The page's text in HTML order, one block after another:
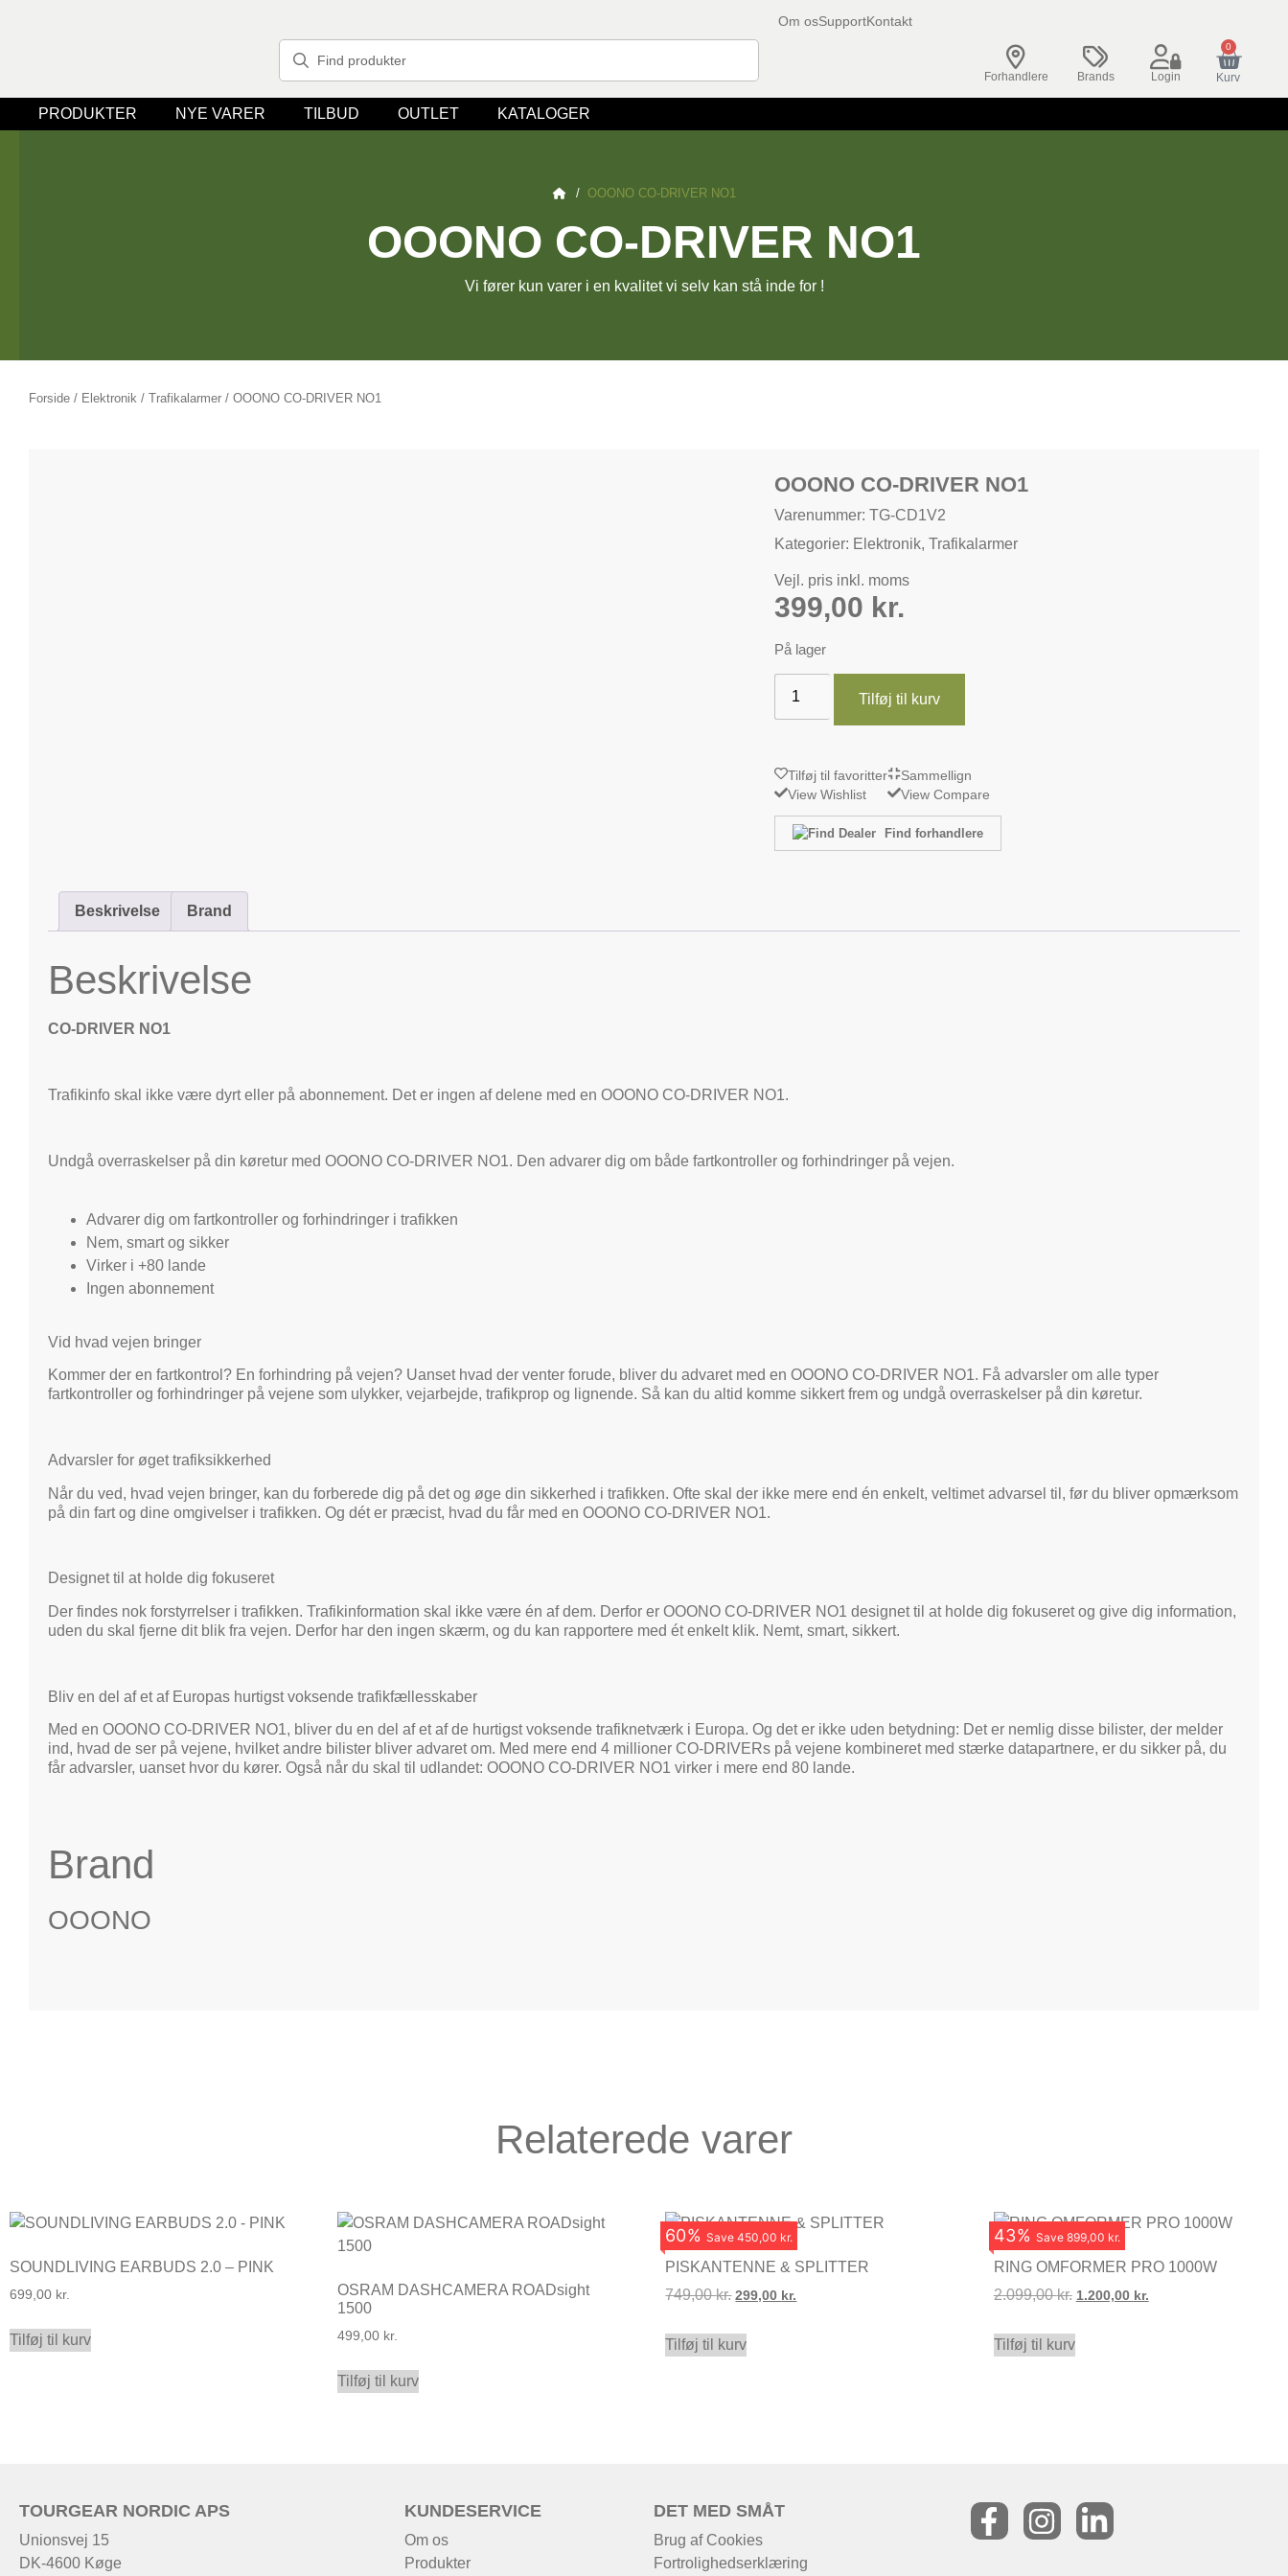
Om osSupportKontakt
Forhandlere Brands Login
0
Kurv
PRODUKTER NYE VARER TILBUD OUTLET KATALOGER
/ OOONO CO-DRIVER NO1
OOONO CO-DRIVER NO1
Vi fører kun varer i en kvalitet vi selv kan stå inde for !
Forside / Elektronik / Trafikalarmer / OOONO CO-DRIVER NO1
OOONO CO-DRIVER NO1
Varenummer: TG-CD1V2
Kategorier: Elektronik, Trafikalarmer
Vejl. pris inkl. moms
399,00 kr.
På lager
Tilføj til kurv
Tilføj til favoritter
View Wishlist
Sammellign
View Compare
Find forhandlere
Beskrivelse Brand
Beskrivelse
CO-DRIVER NO1
Trafikinfo skal ikke være dyrt eller på abonnement. Det er ingen af delene med en OOONO CO-DRIVER NO1.
Undgå overraskelser på din køretur med OOONO CO-DRIVER NO1. Den advarer dig om både fartkontroller og forhindringer på vejen.
Advarer dig om fartkontroller og forhindringer i trafikken
Nem, smart og sikker
Virker i +80 lande
Ingen abonnement
Vid hvad vejen bringer
Kommer der en fartkontrol? En forhindring på vejen? Uanset hvad der venter forude, bliver du advaret med en OOONO CO-DRIVER NO1. Få advarsler om alle typer
fartkontroller og forhindringer på vejene som ulykker, vejarbejde, trafikprop og lignende. Så kan du altid komme sikkert frem og undgå overraskelser på din køretur.
Advarsler for øget trafiksikkerhed
Når du ved, hvad vejen bringer, kan du forberede dig på det og øge din sikkerhed i trafikken. Ofte skal der ikke mere end én enkelt, veltimet advarsel til, før du bliver opmærksom
på din fart og dine omgivelser i trafikken. Og dét er præcist, hvad du får med en OOONO CO-DRIVER NO1.
Designet til at holde dig fokuseret
Der findes nok forstyrrelser i trafikken. Trafikinformation skal ikke være én af dem. Derfor er OOONO CO-DRIVER NO1 designet til at holde dig fokuseret og give dig information,
uden du skal fjerne dit blik fra vejen. Derfor har den ingen skærm, og du kan rapportere med ét enkelt klik. Nemt, smart, sikkert.
Bliv en del af et af Europas hurtigst voksende trafikfællesskaber
Med en OOONO CO-DRIVER NO1, bliver du en del af et af de hurtigst voksende trafiknetværk i Europa. Og det er ikke uden betydning: Det er nemlig disse bilister, der melder
ind, hvad de ser på vejene, hvilket andre bilister bliver advaret om. Med mere end 4 millioner CO-DRIVERs på vejene kombineret med stærke datapartnere, er du sikker på, du
får advarsler, uanset hvor du kører. Også når du skal til udlandet: OOONO CO-DRIVER NO1 virker i mere end 80 lande.
Brand
OOONO
Relaterede varer
SOUNDLIVING EARBUDS 2.0 – PINK
699,00 kr.
Tilføj til kurv
OSRAM DASHCAMERA ROADsight
1500
499,00 kr.
Tilføj til kurv
60% Save450,00 kr.
PISKANTENNE & SPLITTER
749,00kr. 299,00 kr.
Tilføj til kurv
43% Save 899,00 kr.
RING OMFORMER PRO 1000W
2.099,00kr. 1.200,00 kr.
Tilføj til kurv
TOURGEAR NORDIC APS
Unionsvej 15
DK-4600 Køge
KUNDESERVICE
Om os
Produkter
DET MED SMÅT
Brug af Cookies
Fortrolighedserklæring